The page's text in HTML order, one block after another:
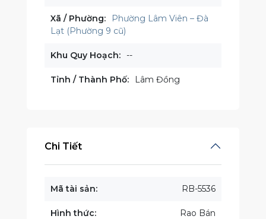
Xã / Phường:
Phường Lâm Viên – Đà
Lạt (Phường 9 cũ)
Khu Quy Hoạch: --
Tỉnh / Thành Phố: Lâm Đồng
Chi Tiết
Mã tài sản: RB-5536
Hình thức: Rao Bán